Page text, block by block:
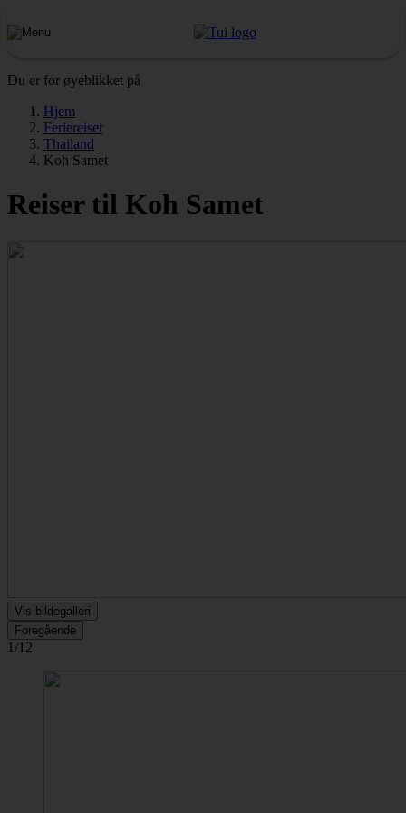
Du er for øyeblikket på
Hjem
Feriereiser
Thailand
Koh Samet
Reiser til Koh Samet
Vis bildegalleri
Foregående
1/12